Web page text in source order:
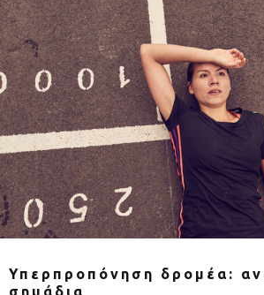
Υπερπροπόνηση δρομέα:
σημάδια